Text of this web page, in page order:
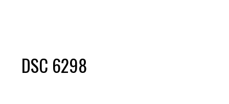
DSC 6298